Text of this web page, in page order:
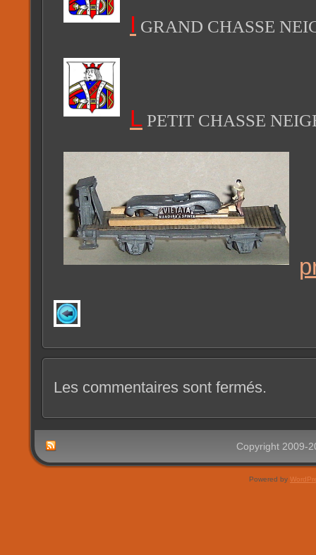
I GRAND CHASSE
L PETIT CHASSE
Les commentaires sont fermés.
Copyright 2009-
Powered by